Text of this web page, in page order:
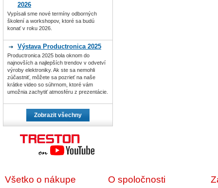
2026
Vypísali sme nové termíny odborných
školení a workshopov, ktoré sa budú
konať v roku 2026.
Výstava Productronica 2025
Productronica 2025 bola oknom do
najnovších a najlepších trendov v odvetví
výroby elektroniky. Ak ste sa nemohli
zúčastniť, môžete sa pozrieť na naše
krátke video so súhrnom, ktoré vám
umožnia zachytiť atmosféru z prezentácie.
Zobrazit všechny
Všetko o nákupe O spoločnosti